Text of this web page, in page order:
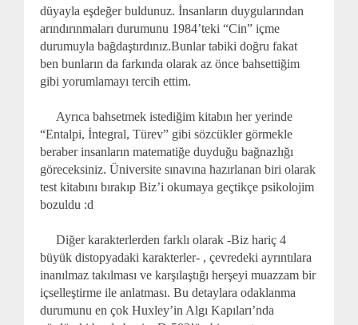
düyayla eşdeğer buldunuz. İnsanların duygularından
arındırınmaları durumunu 1984’teki “Cin” içme
durumuyla bağdaştırdınız.Bunlar tabiki doğru fakat
ben bunların da farkında olarak az önce bahsettiğim
gibi yorumlamayı tercih ettim.
Ayrıca bahsetmek istediğim kitabın her yerinde
“Entalpi, İntegral, Türev” gibi sözcükler görmekle
beraber insanların matematiğe duyduğu bağnazlığı
göreceksiniz. Üniversite sınavına hazırlanan biri olarak
test kitabını bırakıp Biz’i okumaya geçtikçe psikolojim
bozuldu :d
Diğer karakterlerden farklı olarak -Biz hariç 4
büyük distopyadaki karakterler- , çevredeki ayrıntılara
inanılmaz takılması ve karşılaştığı herşeyi muazzam bir
içselleştirme ile anlatması. Bu detaylara odaklanma
durumunu en çok Huxley’in Algı Kapıları’nda